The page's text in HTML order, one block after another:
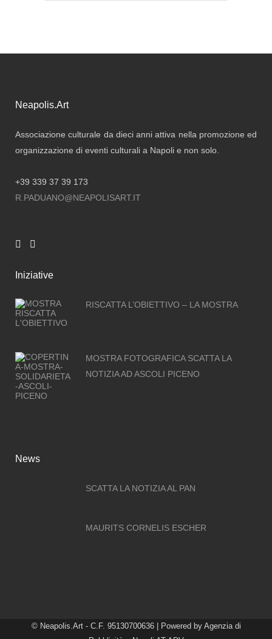
Neapolis.Art
Associazione culturale da dieci anni attiva nella promozione ed
organizzazione di eventi culturali a Napoli e non solo.
+39 339 37 39 173
R.PADUANO@NEAPOLISART.IT
Iniziative
RISCATTA L’OBIETTIVO – LA MOSTRA
MOSTRA FOTOGRAFICA SCATTA LA
NOTIZIA AD ASCOLI PICENO
News
SCATTA LA NOTIZIA AL PAN
MAURITS CORNELIS ESCHER
© Neapolis.Art - C.F. 95130700636 | Powered by Agenzia di